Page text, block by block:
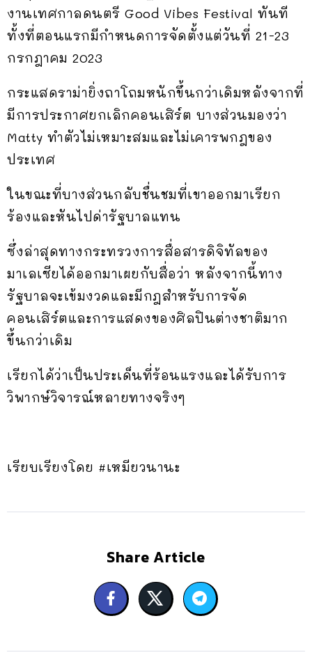
งานเทศกาลดนตรี Good Vibes Festival ทันที
ทั้งที่ตอนแรกมีกำหนดการจัดตั้งแต่วันที่ 21-23
กรกฎาคม 2023
กระแสดราม่ายิ่งถาโถมหนักขึ้นกว่าเดิมหลังจากที่
มีการประกาศยกเลิกคอนเสิร์ต บางส่วนมองว่า
Matty ทำตัวไม่เหมาะสมและไม่เคารพกฎของ
ประเทศ
ในขณะที่บางส่วนกลับชื่นชมที่เขาออกมาเรียก
ร้องและหันไปด่ารัฐบาลแทน
ซึ่งล่าสุดทางกระทรวงการสื่อสารดิจิทัลของ
มาเลเซียได้ออกมาเผยกับสื่อว่า หลังจากนี้ทาง
รัฐบาลจะเข้มงวดและมีกฎสำหรับการจัด
คอนเสิร์ตและการแสดงของศิลปินต่างชาติมาก
ขึ้นกว่าเดิม
เรียกได้ว่าเป็นประเด็นที่ร้อนแรงและได้รับการ
วิพากษ์วิจารณ์หลายทางจริงๆ
เรียบเรียงโดย #เหมียวนานะ
Share Article